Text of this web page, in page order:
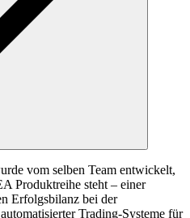
vom selben Team entwickelt,
Produktreihe steht – einer
Erfolgsbilanz bei der
Trading-Systeme für